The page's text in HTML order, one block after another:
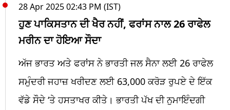
28 Apr 2025 02:43 PM (IST)
ਹੁਣ ਪਾਕਿਸਤਾਨ ਦੀ ਖੈਰ ਨਹੀਂ, ਫਰਾਂਸ ਨਾਲ 26 ਰਾਫੇਲ
ਮਰੀਨ ਦਾ ਹੋਇਆ ਸੌਦਾ
ਅੱਜ ਭਾਰਤ ਅਤੇ ਫਰਾਂਸ ਨੇ ਭਾਰਤੀ ਜਲ ਸੈਨਾ ਲਈ 26 ਰਾਫੇਲ
ਸਮੁੰਦਰੀ ਜਹਾਜ਼ ਖਰੀਦਣ ਲਈ 63,000 ਕਰੋੜ ਰੁਪਏ ਦੇ ਇੱਕ
ਵੱਡੇ ਸੌਦੇ ‘ਤੇ ਹਸਤਾਖਰ ਕੀਤੇ। ਭਾਰਤੀ ਪੱਖ ਦੀ ਨੁਮਾਇੰਦਗੀ